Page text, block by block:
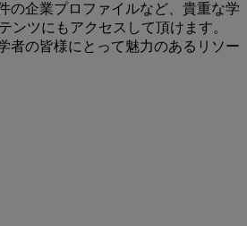
の企業プロファイルなど、貴重な学
ツにもアクセスして頂けます。
者の皆様にとって魅力のあるリソー